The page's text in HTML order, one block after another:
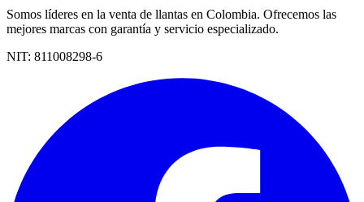
Somos líderes en la venta de llantas en Colombia. Ofrecemos las
mejores marcas con garantía y servicio especializado.
NIT: 811008298-6